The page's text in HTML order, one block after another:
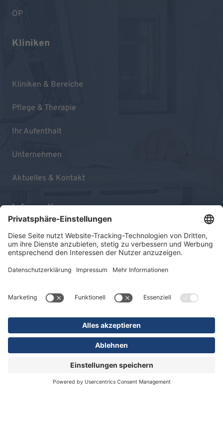
OP
Kliniken
Kliniken & Bereiche
Pflege & Therapie
Ihr Aufenthalt
Unternehmen
Aktuelles & Kontakt
Informationen
Impressum
Datenschutz
© 2026 KLINIKEN DR. ERLER